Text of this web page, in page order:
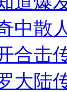
中散
合击
大陆